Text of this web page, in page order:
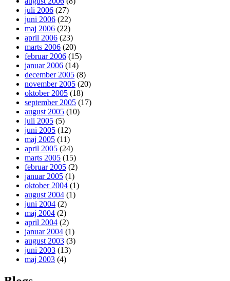
juli 2006 (27)
juni 2006 (22)
maj 2006 (22)
april 2006 (23)
marts 2006 (20)
februar 2006 (15)
januar 2006 (14)
december 2005 (8)
november 2005 (20)
oktober 2005 (18)
september 2005 (17)
august 2005 (10)
juli 2005 (5)
juni 2005 (12)
maj 2005 (11)
april 2005 (24)
marts 2005 (15)
februar 2005 (2)
januar 2005 (1)
oktober 2004 (1)
august 2004 (1)
juni 2004 (2)
maj 2004 (2)
april 2004 (2)
januar 2004 (1)
august 2003 (3)
juni 2003 (13)
maj 2003 (4)